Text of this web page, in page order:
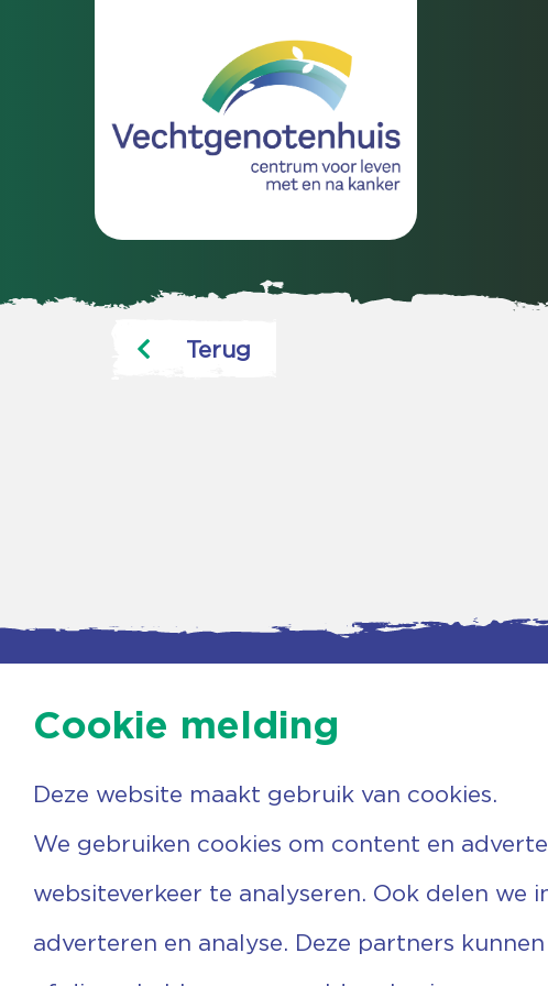
Terug
Agenda
Nieuwsbrief
Vrijwilligers
Steun ons
7731 PA Ommen
0529 455 767
Cookie melding
Deze website maakt gebruik van cookies.
We gebruiken cookies om content en
websiteverkeer te analyseren. Ook delen
adverteren en analyse. Deze partners